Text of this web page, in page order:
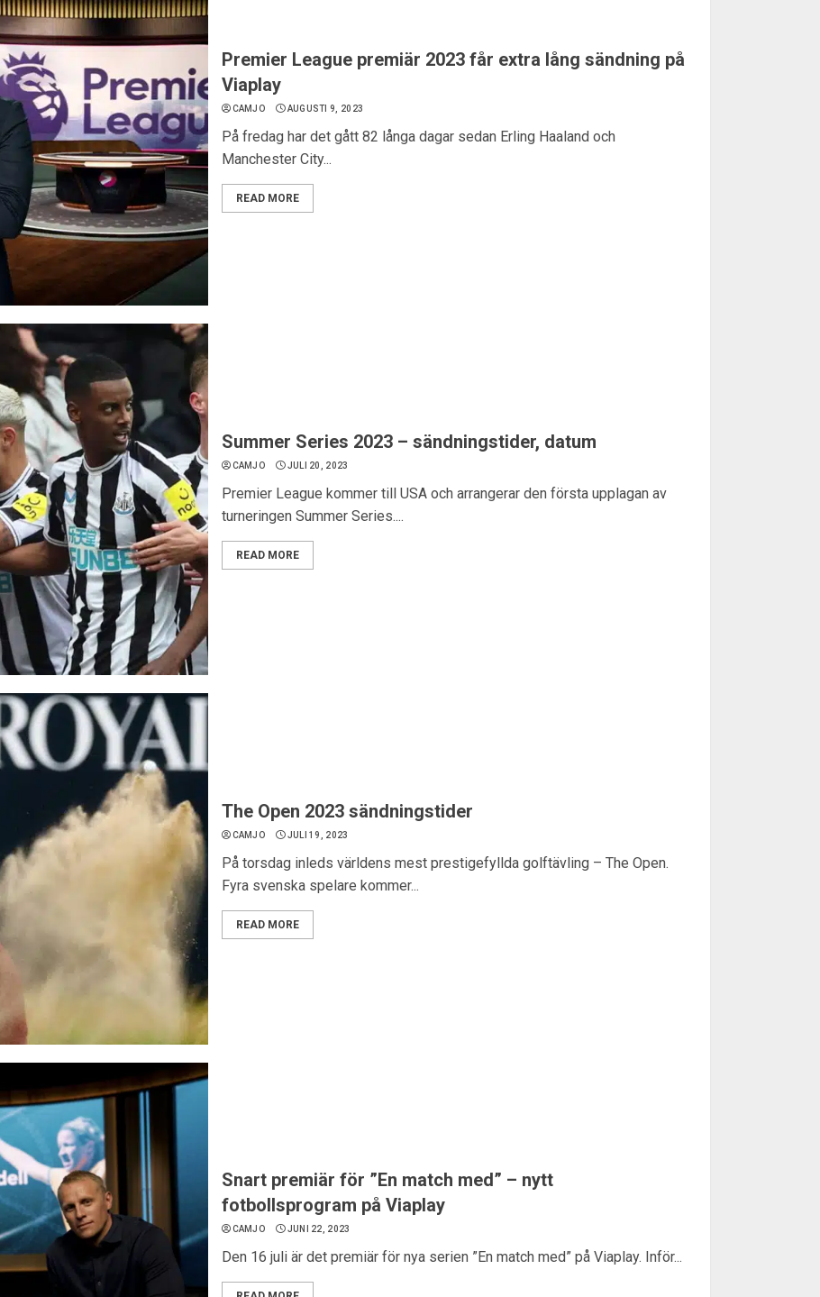
Premier League premiär 2023 får extra lång sändning på
Viaplay
CAMJO AUGUSTI 9, 2023
På fredag har det gått 82 långa dagar sedan Erling Haaland och
Manchester City...
READ MORE
Summer Series 2023 – sändningstider, datum
CAMJO JULI 20, 2023
Premier League kommer till USA och arrangerar den första upplagan av
turneringen Summer Series....
READ MORE
The Open 2023 sändningstider
CAMJO JULI 19, 2023
På torsdag inleds världens mest prestigefyllda golftävling – The Open.
Fyra svenska spelare kommer...
READ MORE
Snart premiär för ”En match med” – nytt
fotbollsprogram på Viaplay
CAMJO JUNI 22, 2023
Den 16 juli är det premiär för nya serien ”En match med” på Viaplay. Inför...